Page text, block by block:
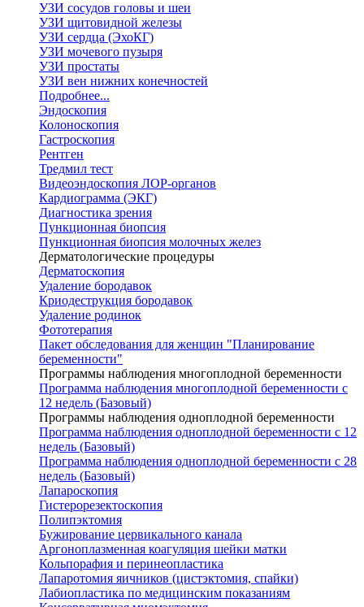
УЗИ сосудов головы и шеи
УЗИ щитовидной железы
УЗИ сердца (ЭхоКГ)
УЗИ мочевого пузыря
УЗИ простаты
УЗИ вен нижних конечностей
Подробнее...
Эндоскопия
Колоноскопия
Гастроскопия
Рентген
Тредмил тест
Видеоэндоскопия ЛОР-органов
Кардиограмма (ЭКГ)
Диагностика зрения
Пункционная биопсия
Пункционная биопсия молочных желез
Дерматологические процедуры
Дерматоскопия
Удаление бородавок
Криодеструкция бородавок
Удаление родинок
Фототерапия
Пакет обследования для женщин "Планирование
беременности"
Программы наблюдения многоплодной беременности
Программа наблюдения многоплодной беременности с
12 недель (Базовый)
Программы наблюдения одноплодной беременности
Программа наблюдения одноплодной беременности с 12
недель (Базовый)
Программа наблюдения одноплодной беременности с 28
недель (Базовый)
Лапароскопия
Гистерорезектоскопия
Полипэктомия
Бужирование цервикального канала
Аргоноплазменная коагуляция шейки матки
Кольпорафия и перинеопластика
Лапаротомия яичников (цистэктомия, спайки)
Лабиопластика по медицинским показаниям